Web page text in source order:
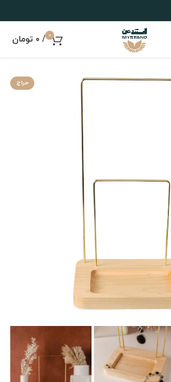
0
/ ۰ تومان
حراج